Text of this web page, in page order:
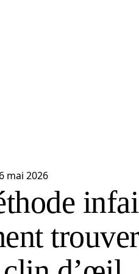
mai 2026